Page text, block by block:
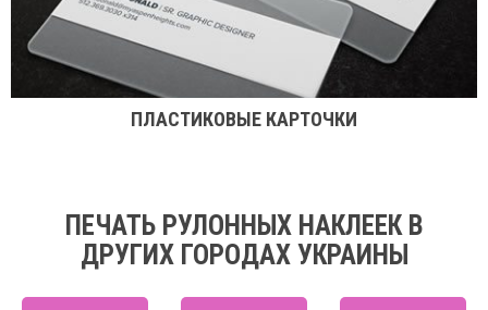
ПЛАСТИКОВЫЕ КАРТОЧКИ
ПЕЧАТЬ РУЛОННЫХ НАКЛЕЕК В
ДРУГИХ ГОРОДАХ УКРАИНЫ